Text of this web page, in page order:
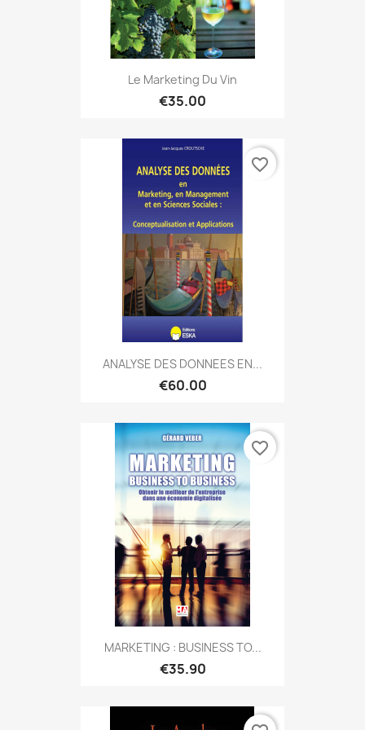
Le Marketing Du Vin
€35.00
ANALYSE DES DONNEES EN...
€60.00
favorite_border
MARKETING : BUSINESS TO...
€35.90
favorite_border